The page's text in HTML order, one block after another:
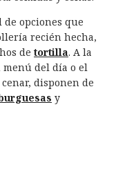
opciones que
recién hecha,
de tortilla. A la
menú del día o el
disponen de
y